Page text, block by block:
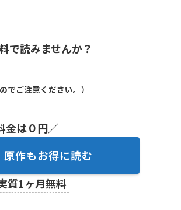
で読みませんか？
でご注意ください。）
金は０円／
作もお得に読む
質1ヶ月無料